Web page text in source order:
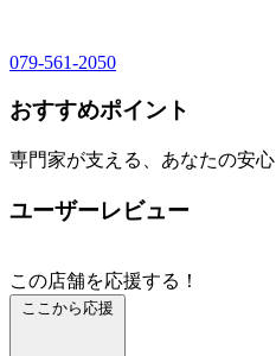
079-561-2050
おすすめポイント
専門家が支える、あなたの安心
ユーザーレビュー
この店舗を応援する！
ここから応援